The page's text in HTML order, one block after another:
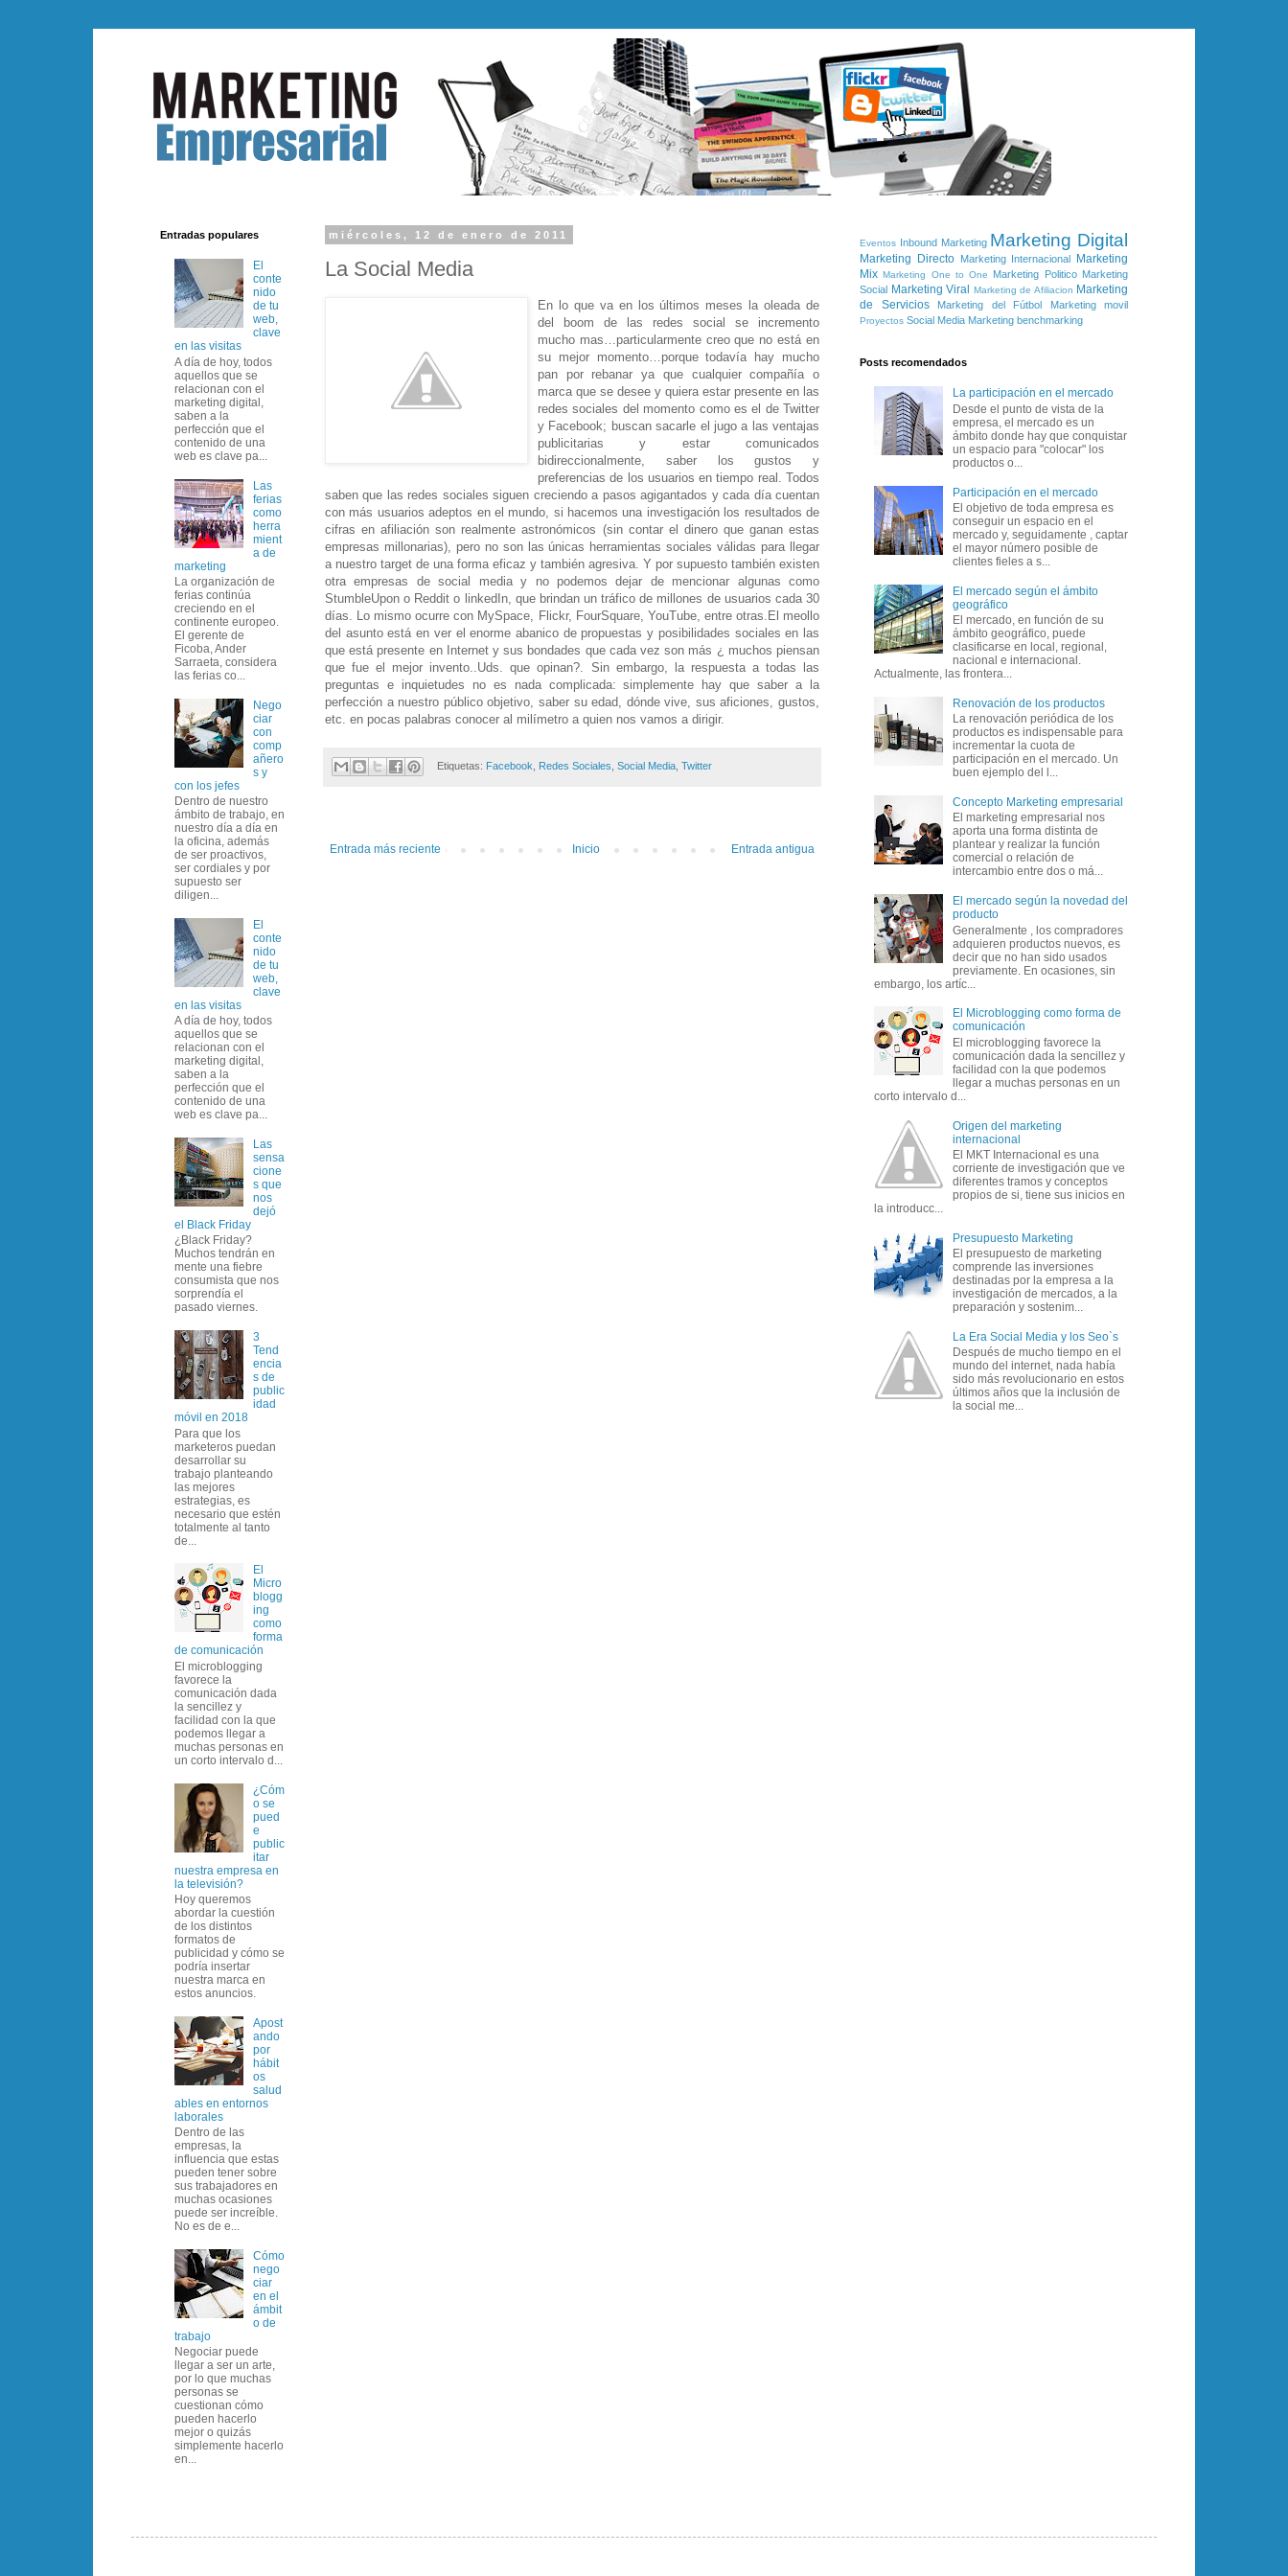
miércoles, 12 de enero de 2011
La Social Media
En lo que va en los últimos meses la oleada de
del boom de las redes social se incremento
mucho mas…particularmente creo que no está en
su mejor momento…porque todavía hay mucho
pan por rebanar ya que cualquier compañía o
marca que se desee y quiera estar presente en las
redes sociales del momento como es el de Twitter
y Facebook; buscan sacarle el jugo a las ventajas
publicitarias y estar comunicados
bidireccionalmente, saber los gustos y
preferencias de los usuarios en tiempo real. Todos
saben que las redes sociales siguen creciendo a pasos agigantados y cada día cuentan
con más usuarios adeptos en el mundo, si hacemos una investigación los resultados de
cifras en afiliación son realmente astronómicos (sin contar el dinero que ganan estas
empresas millonarias), pero no son las únicas herramientas sociales válidas para llegar
a nuestro target de una forma eficaz y también agresiva. Y por supuesto también existen
otra empresas de social media y no podemos dejar de mencionar algunas como
StumbleUpon o Reddit o linkedIn, que brindan un tráfico de millones de usuarios cada 30
días. Lo mismo ocurre con MySpace, Flickr, FourSquare, YouTube, entre otras.El meollo
del asunto está en ver el enorme abanico de propuestas y posibilidades sociales en las
que está presente en Internet y sus bondades que cada vez son más ¿ muchos piensan
que fue el mejor invento..Uds. que opinan?. Sin embargo, la respuesta a todas las
preguntas e inquietudes no es nada complicada: simplemente hay que saber a la
perfección a nuestro público objetivo, saber su edad, dónde vive, sus aficiones, gustos,
etc. en pocas palabras conocer al milímetro a quien nos vamos a dirigir.
Etiquetas: Facebook Redes Sociales Social Media, Twitter
Entrada más reciente Entrada antigua
Inicio
Entradas populares
El
conte
nido
de tu
web,
clave
en las visitas
A día de hoy, todos
aquellos que se
relacionan con el
marketing digital,
saben a la
perfección que el
contenido de una
web es clave pa...
Las
ferias
como
herra
mient
a de
marketing
La organización de
ferias continúa
creciendo en el
continente europeo.
El gerente de
Ficoba, Ander
Sarraeta, considera
las ferias co...
Nego
ciar
con
comp
añero
s y
con los jefes
Dentro de nuestro
ámbito de trabajo, en
nuestro día a día en
la oficina, además
de ser proactivos,
ser cordiales y por
supuesto ser
diligen...
El
conte
nido
de tu
web,
clave
en las visitas
A día de hoy, todos
aquellos que se
relacionan con el
marketing digital,
saben a la
perfección que el
contenido de una
web es clave pa...
Las
sensa
cione
s que
nos
dejó
el Black Friday
¿Black Friday?
Muchos tendrán en
mente una fiebre
consumista que nos
sorprendía el
pasado viernes.
3
Tend
encia
s de
public
idad
móvil en 2018
Para que los
marketeros puedan
desarrollar su
trabajo planteando
las mejores
estrategias, es
necesario que estén
totalmente al tanto
de...
El
Micro
blogg
ing
como
forma
de comunicación
El microblogging
favorece la
comunicación dada
la sencillez y
facilidad con la que
podemos llegar a
muchas personas en
un corto intervalo d...
¿Cóm
o se
pued
e
public
itar
nuestra empresa en
la televisión?
Hoy queremos
abordar la cuestión
de los distintos
formatos de
publicidad y cómo se
podría insertar
nuestra marca en
estos anuncios.
Apost
ando
por
hábit
os
salud
ables en entornos
laborales
Dentro de las
empresas, la
influencia que estas
pueden tener sobre
sus trabajadores en
muchas ocasiones
puede ser increíble.
No es de e...
Cómo
nego
ciar
en el
ámbit
o de
trabajo
Negociar puede
llegar a ser un arte,
por lo que muchas
personas se
cuestionan cómo
pueden hacerlo
mejor o quizás
simplemente hacerlo
en...
Eventos Inbound Marketing Marketing Digital
Marketing Directo Marketing Internacional
Marketing
Mix Marketing One to One Marketing Politico Marketing
Social Marketing Viral Marketing de Afiliacion Marketing
de Servicios
Marketing del Fútbol Marketing movil
Proyectos Social Media Marketing benchmarking
Posts recomendados
La participación en el mercado
Desde el punto de vista de la
empresa, el mercado es un
ámbito donde hay que conquistar
un espacio para "colocar" los
productos o...
Participación en el mercado
El objetivo de toda empresa es
conseguir un espacio en el
mercado y, seguidamente , captar
el mayor número posible de
clientes fieles a s...
El mercado según el ámbito
geográfico
El mercado, en función de su
ámbito geográfico, puede
clasificarse en local, regional,
nacional e internacional.
Actualmente, las frontera...
Renovación de los productos
La renovación periódica de los
productos es indispensable para
incrementar la cuota de
participación en el mercado. Un
buen ejemplo del l...
Concepto Marketing empresarial
El marketing empresarial nos
aporta una forma distinta de
plantear y realizar la función
comercial o relación de
intercambio entre dos o má...
El mercado según la novedad del
producto
Generalmente , los compradores
adquieren productos nuevos, es
decir que no han sido usados
previamente. En ocasiones, sin
embargo, los artíc...
El Microblogging como forma de
comunicación
El microblogging favorece la
comunicación dada la sencillez y
facilidad con la que podemos
llegar a muchas personas en un
corto intervalo d...
Origen del marketing
internacional
El MKT Internacional es una
corriente de investigación que ve
diferentes tramos y conceptos
propios de si, tiene sus inicios en
la introducc...
Presupuesto Marketing
El presupuesto de marketing
comprende las inversiones
destinadas por la empresa a la
investigación de mercados, a la
preparación y sostenim...
La Era Social Media y los Seo`s
Después de mucho tiempo en el
mundo del internet, nada había
sido más revolucionario en estos
últimos años que la inclusión de
la social me...